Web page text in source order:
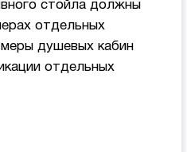
стойла должны
отдельных
душевых кабин
отдельных